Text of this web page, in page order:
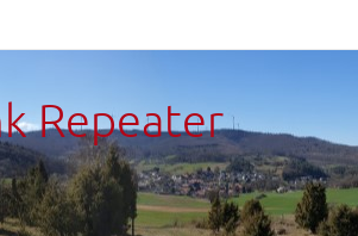
Repeater